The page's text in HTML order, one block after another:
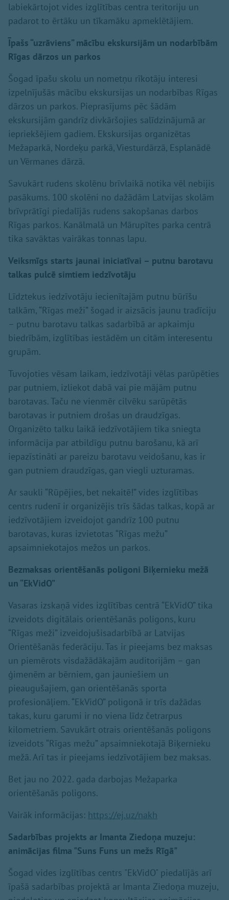
labiekārtojot vides izglītības centra teritoriju un
padarot to ērtāku un tīkamāku apmeklētājiem.
Īpašs “uzrāviens” mācību ekskursijām un nodarbībām
Rīgas dārzos un parkos
Šogad īpašu skolu un nometņu rīkotāju interesi
izpelnījušās mācību ekskursijas un nodarbības Rīgas
dārzos un parkos. Pieprasījums pēc šādām
ekskursijām gandrīz divkāršojies salīdzinājumā ar
iepriekšējiem gadiem. Ekskursijas organizētas
Mežaparkā, Nordeķu parkā, Viesturdārzā, Esplanādē
un Vērmanes dārzā.
Savukārt rudens skolēnu brīvlaikā notika vēl nebijis
pasākums. 100 skolēni no dažādām Latvijas skolām
brīvprātīgi piedalījās rudens sakopšanas darbos
Rīgas parkos. Kanālmalā un Mārupītes parka centrā
tika savāktas vairākas tonnas lapu.
Veiksmīgs starts jaunai iniciatīvai – putnu barotavu
talkas pulcē simtiem iedzīvotāju
Līdztekus iedzīvotāju iecienītajām putnu būrīšu
talkām, “Rīgas meži” šogad ir aizsācis jaunu tradīciju
– putnu barotavu talkas sadarbībā ar apkaimju
biedrībām, izglītības iestādēm un citām interesentu
grupām.
Tuvojoties vēsam laikam, iedzīvotāji vēlas parūpēties
par putniem, izliekot dabā vai pie mājām putnu
barotavas. Taču ne vienmēr cilvēku sarūpētās
barotavas ir putniem drošas un draudzīgas.
Organizēto talku laikā iedzīvotājiem tika sniegta
informācija par atbildīgu putnu barošanu, kā arī
iepazīstināti ar pareizu barotavu veidošanu, kas ir
gan putniem draudzīgas, gan viegli uzturamas.
Ar saukli “Rūpējies, bet nekaitē!” vides izglītības
centrs rudenī ir organizējis trīs šādas talkas, kopā ar
iedzīvotājiem izveidojot gandrīz 100 putnu
barotavas, kuras izvietotas “Rīgas mežu”
apsaimniekotajos mežos un parkos.
Bezmaksas orientēšanās poligoni Biķernieku mežā
un “EkVidO”
Vasaras izskaņā vides izglītības centrā “EkVidO” tika
izveidots digitālais orientēšanās poligons, kuru
“Rīgas meži” izveidojušisadarbībā ar Latvijas
Orientēšanās federāciju. Tas ir pieejams bez maksas
un piemērots visdažādākajām auditorijām – gan
ģimenēm ar bērniem, gan jauniešiem un
pieaugušajiem, gan orientēšanās sporta
profesionāļiem. “EkVidO” poligonā ir trīs dažādas
takas, kuru garumi ir no viena līdz četrarpus
kilometriem. Savukārt otrais orientēšanās poligons
izveidots “Rīgas mežu” apsaimniekotajā Biķernieku
mežā. Arī tas ir pieejams iedzīvotājiem bez maksas.
Bet jau no 2022. gada darbojas Mežaparka
orientēšanās poligons.
Vairāk informācijas: https://ej.uz/nakh
Sadarbības projekts ar Imanta Ziedoņa muzeju:
animācijas filma "Suns Funs un mežs Rīgā"
Šogad vides izglītības centrs "EkVidO" piedalījās arī
īpašā sadarbības projektā ar Imanta Ziedoņa muzeju,